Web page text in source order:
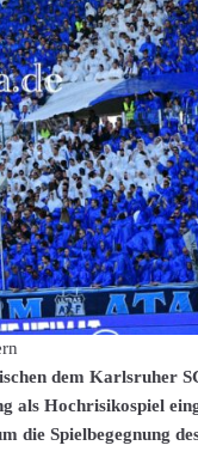
dem Karlsruher
als Hochrisikospiel
die Spielbegegnung